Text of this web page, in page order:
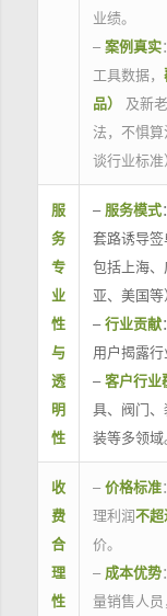
业绩。
– 案例真实
工具数据，
品）
及新
法，不惧
谈行业标准
服
务
专
业
性
与
透
明
性
– 服务模式
套路诱导
包括上海
亚、美国等
–行业贡献
用户揭露
–客户行业
具、阀门
装等多领域
收
费
合
理
性
– 价格标准
理利润不
价。
– 成本优势
量销售人